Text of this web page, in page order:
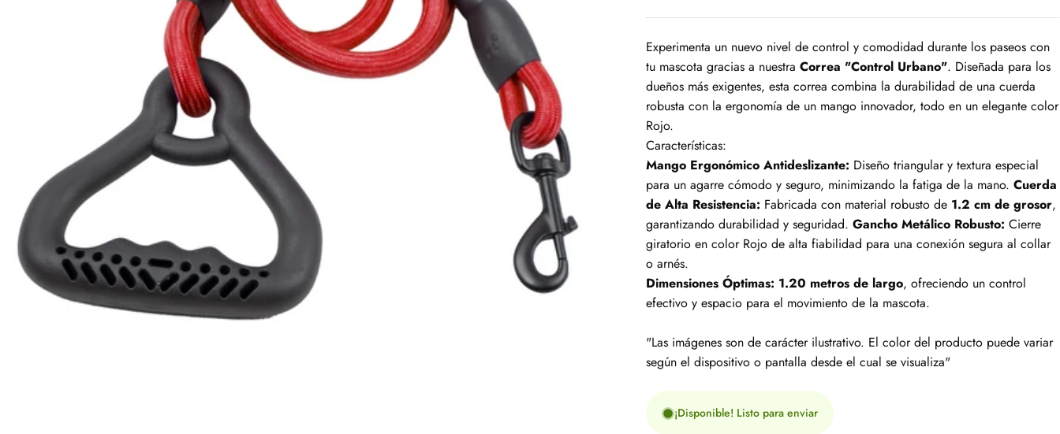
Experimenta un nuevo nivel de control y comodidad durante los paseos con
tu mascota gracias a nuestra Correa "Control Urbano". Diseñada para los
dueños más exigentes, esta correa combina la durabilidad de una cuerda
robusta con la ergonomía de un mango innovador, todo en un elegante color
Rojo.
Características:
Mango Ergonómico Antideslizante: Diseño triangular y textura especial
para un agarre cómodo y seguro, minimizando la fatiga de la mano. Cuerda
de Alta Resistencia: Fabricada con material robusto de 1.2 cm de grosor,
garantizando durabilidad y seguridad.Gancho Metálico Robusto: Cierre
giratorio en color Rojo de alta fiabilidad para una conexión segura al collar
o arnés.
Dimensiones Óptimas: 1.20 metros de largo, ofreciendo un control
efectivo y espacio para el movimiento de la mascota.
"Las imágenes son de carácter ilustrativo. El color del producto puede variar
según el dispositivo o pantalla desde el cual se visualiza"
¡Disponible! Listo para enviar